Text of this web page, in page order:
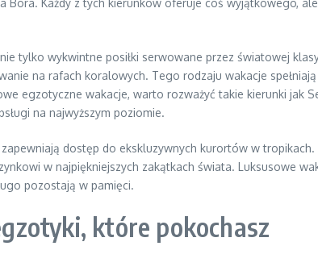
Każdy z tych kierunków oferuje coś wyjątkowego,
tylko wykwintne posiłki serwowane przez światowej
na rafach koralowych. Tego rodzaju wakacje
egzotyczne wakacje, warto rozważyć takie kierunki jak
na najwyższym poziomie.
dostęp do ekskluzywnych kurortów w
w najpiękniejszych zakątkach świata. Luksusowe
pozostają w pamięci.
które pokochasz